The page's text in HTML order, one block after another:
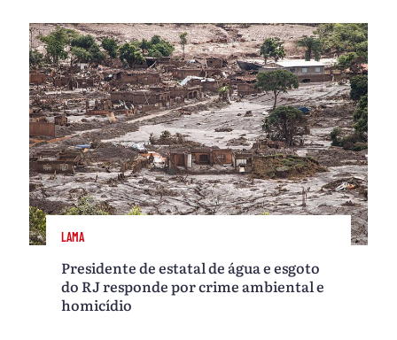
LAMA
Presidente de estatal de água e esgoto
do RJ responde por crime ambiental e
homicídio